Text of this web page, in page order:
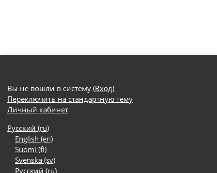
Вы не вошли в систему (Вход)
Переключить на стандартную тему
Личный кабинет
Русский ‎(ru)‎
English ‎(en)‎
Suomi ‎(fi)‎
Svenska ‎(sv)‎
Русский ‎(ru)‎